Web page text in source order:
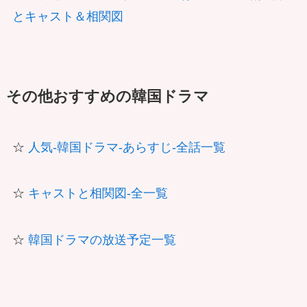
とキャスト＆相関図
その他おすすめの韓国ドラマ
☆ 人気-韓国ドラマ-あらすじ-全話一覧
☆ キャストと相関図-全一覧
☆ 韓国ドラマの放送予定一覧